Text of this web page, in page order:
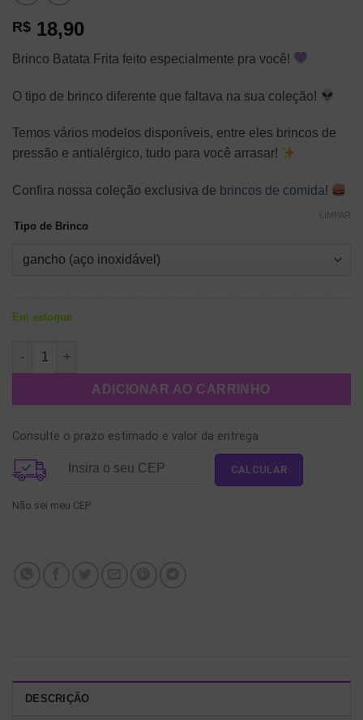
R$ 18,90
Brinco Batata Frita feito especialmente pra você!
O tipo de brinco diferente que faltava na sua coleção!
Temos vários modelos disponíveis, entre eles brincos de
pressão e antialérgico, tudo para você arrasar!
Confira nossa coleção exclusiva de brincos de comida!
Tipo de Brinco
LIMPAR
Em estoque
Brinco Batata Frita quantidade
ADICIONAR AO CARRINHO
Consulte o prazo estimado e valor da entrega
Não sei meu CEP
DESCRIÇÃO